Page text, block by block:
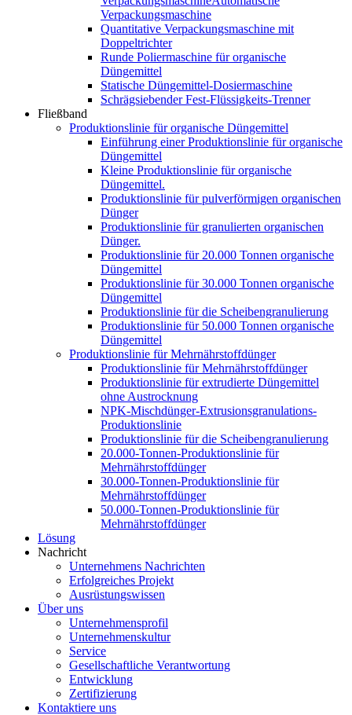
Verpackungsmaschine
Quantitative Verpackungsmaschine mit
Doppeltrichter
Runde Poliermaschine für organische
Düngemittel
Statische Düngemittel-Dosiermaschine
Schrägsiebender Fest-Flüssigkeits-Trenner
Fließband
Produktionslinie für organische Düngemittel
Einführung einer Produktionslinie für organische
Düngemittel
Kleine Produktionslinie für organische
Düngemittel.
Produktionslinie für pulverförmigen organischen
Dünger
Produktionslinie für granulierten organischen
Dünger.
Produktionslinie für 20.000 Tonnen organische
Düngemittel
Produktionslinie für 30.000 Tonnen organische
Düngemittel
Produktionslinie für die Scheibengranulierung
Produktionslinie für 50.000 Tonnen organische
Düngemittel
Produktionslinie für Mehrnährstoffdünger
Produktionslinie für Mehrnährstoffdünger
Produktionslinie für extrudierte Düngemittel
ohne Austrocknung
NPK-Mischdünger-Extrusionsgranulations-
Produktionslinie
Produktionslinie für die Scheibengranulierung
20.000-Tonnen-Produktionslinie für
Mehrnährstoffdünger
30.000-Tonnen-Produktionslinie für
Mehrnährstoffdünger
50.000-Tonnen-Produktionslinie für
Mehrnährstoffdünger
Lösung
Nachricht
Unternehmens Nachrichten
Erfolgreiches Projekt
Ausrüstungswissen
Über uns
Unternehmensprofil
Unternehmenskultur
Service
Gesellschaftliche Verantwortung
Entwicklung
Zertifizierung
Kontaktiere uns